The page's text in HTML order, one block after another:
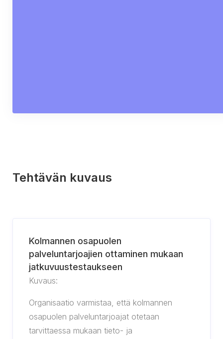
Tehtävän kuvaus
Kolmannen osapuolen
palveluntarjoajien ottaminen mukaan
jatkuvuustestaukseen
Kuvaus:
Organisaatio varmistaa, että kolmannen
osapuolen palveluntarjoajat otetaan
tarvittaessa mukaan tieto- ja